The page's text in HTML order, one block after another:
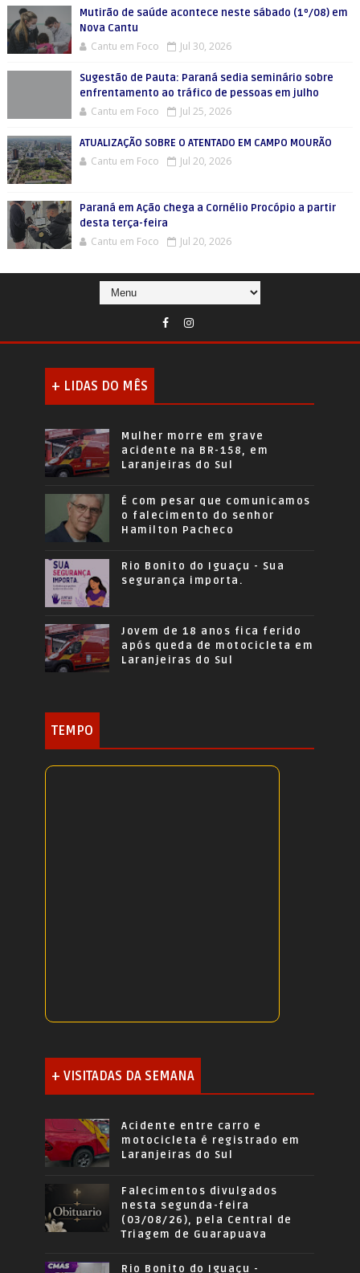
Mutirão de saúde acontece neste sábado (1º/08) em
Nova Cantu
Cantu em Foco Jul 30, 2026
Sugestão de Pauta: Paraná sedia seminário sobre
enfrentamento ao tráfico de pessoas em julho
Cantu em Foco Jul 25, 2026
ATUALIZAÇÃO SOBRE O ATENTADO EM CAMPO MOURÃO
Cantu em Foco Jul 20, 2026
Paraná em Ação chega a Cornélio Procópio a partir
desta terça-feira
Cantu em Foco Jul 20, 2026
+ LIDAS DO MÊS
Mulher morre em grave
acidente na BR-158, em
Laranjeiras do Sul
É com pesar que comunicamos
o falecimento do senhor
Hamilton Pacheco
Rio Bonito do Iguaçu - Sua
segurança importa.
Jovem de 18 anos fica ferido
após queda de motocicleta em
Laranjeiras do Sul
TEMPO
+ VISITADAS DA SEMANA
Acidente entre carro e
motocicleta é registrado em
Laranjeiras do Sul
Falecimentos divulgados
nesta segunda-feira
(03/08/26), pela Central de
Triagem de Guarapuava
Rio Bonito do Iguaçu -